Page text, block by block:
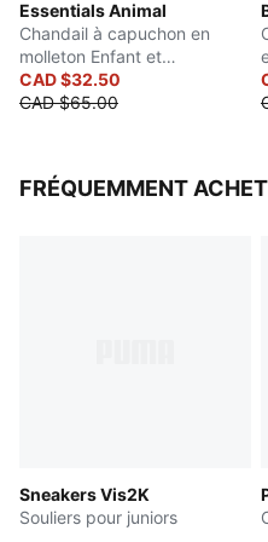
Logo PUMA n° 1 en
Imprimé PUMA en
Essentials Animal
Chandail à capuchon en
molleton Enfant et
adolescent
CAD $32.50
CAD $65.00
FRÉQUEMMENT
Sneakers Vis2K
Souliers pour juniors